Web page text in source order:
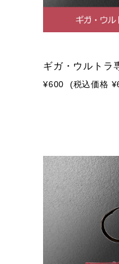
ギガ・ウルトラ
¥600 (税込価格